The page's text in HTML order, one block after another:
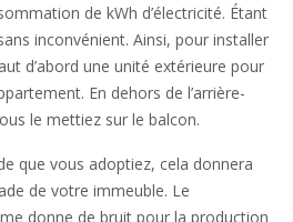
de kWh d’électricité. Étant
inconvénient. Ainsi, pour installer
d’abord une unité extérieure pour
En dehors de l’arrière-
le mettiez sur le balcon.
que vous adoptiez, cela donnera
de votre immeuble. Le
donne de bruit pour la production